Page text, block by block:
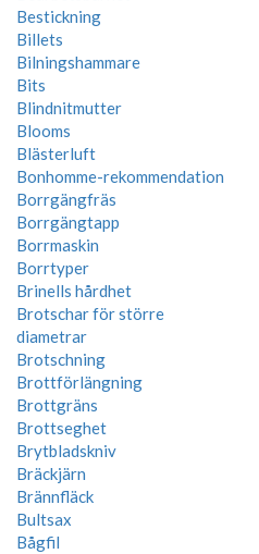
Bestickning
Billets
Bilningshammare
Bits
Blindnitmutter
Blooms
Blästerluft
Bonhomme-rekommendation
Borrgängfräs
Borrgängtapp
Borrmaskin
Borrtyper
Brinells hårdhet
Brotschar för större
diametrar
Brotschning
Brottförlängning
Brottgräns
Brottseghet
Brytbladskniv
Bräckjärn
Brännfläck
Bultsax
Bågfil